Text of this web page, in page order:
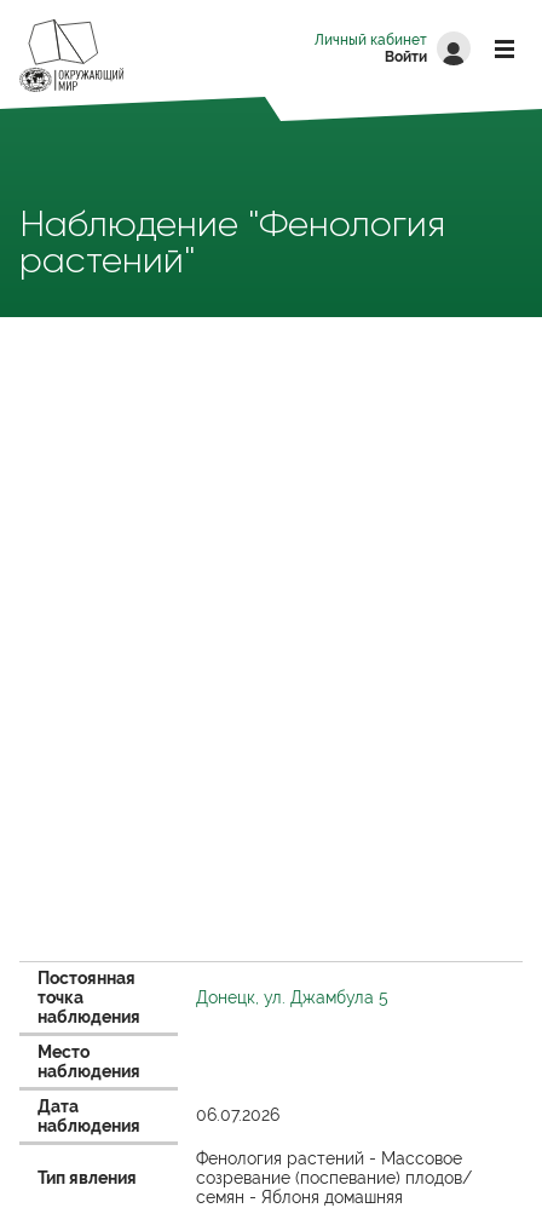
Личный кабинет
Войти
Наблюдение "Фенология
растений"
Постоянная
точка
наблюдения
Донецк, ул. Джамбула 5
Место
наблюдения
Дата
наблюдения
06.07.2026
Тип явления
Фенология растений - Массовое
созревание (поспевание) плодов/
семян - Яблоня домашняя